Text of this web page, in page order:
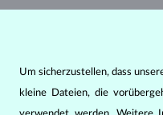
Schliff verleiht dem
in die ein
beliebt bei
Größe und Verteilung
(Internally Flawless) – absolut
Um sicherzustellen, dass
kleine Dateien, die